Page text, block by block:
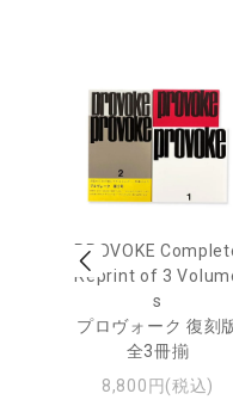
PROVOKE
Reprint of 3
s
プロヴォーク 復刻
全3冊揃
8,800円(税込)